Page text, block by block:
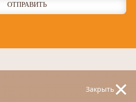
ОТПРАВИТЬ
Закрыть×